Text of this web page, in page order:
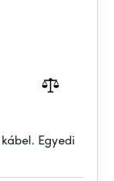
Egyedi